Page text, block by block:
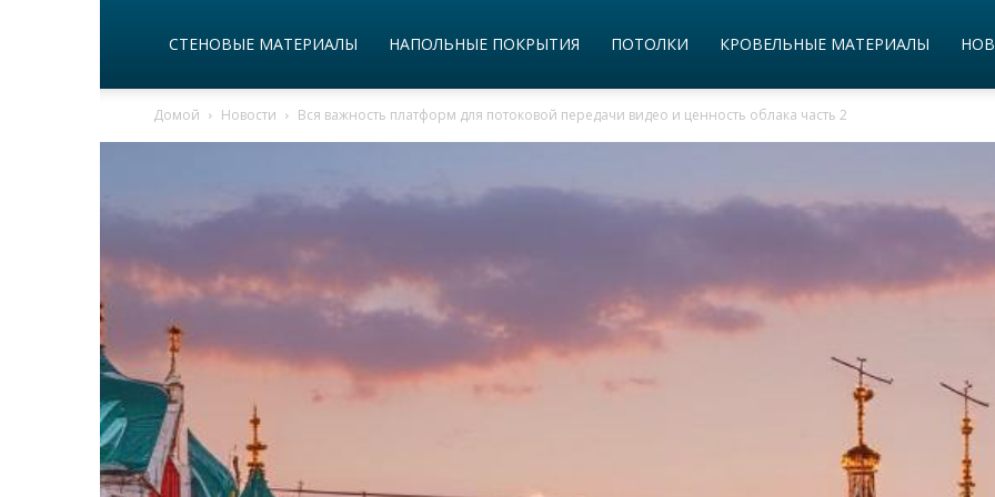
СТЕНОВЫЕ МАТЕРИАЛЫ НАПОЛЬНЫЕ ПОКРЫТИЯ ПОТОЛКИ КРОВЕЛЬНЫЕ МАТЕРИАЛЫ
Домой Новости Вся важность платформ для потоковой передачи видео и ценность облака часть 2